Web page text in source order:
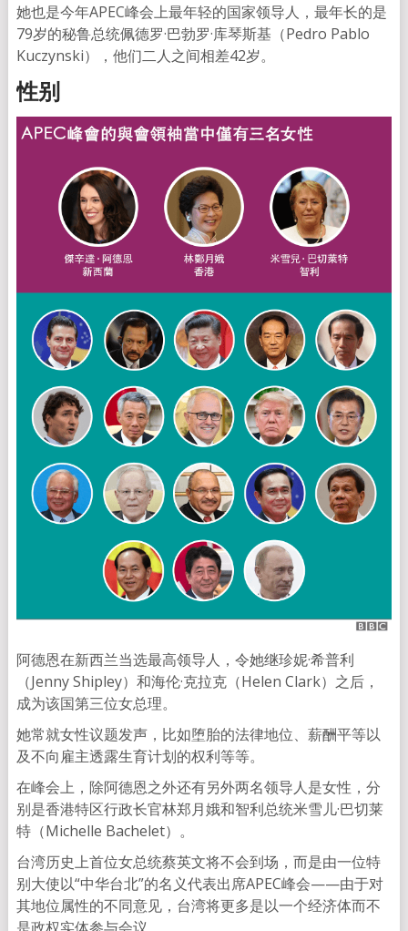
她也是今年APEC峰会上最年轻的国家领导人，最年长的是
79岁的秘鲁总统佩德罗·巴勃罗·库琴斯基（Pedro Pablo
Kuczynski），他们二人之间相差42岁。
性别
阿德恩在新西兰当选最高领导人，令她继珍妮·希普利
（Jenny Shipley）和海伦·克拉克（Helen Clark）之后，
成为该国第三位女总理。
她常就女性议题发声，比如堕胎的法律地位、薪酬平等以
及不向雇主透露生育计划的权利等等。
在峰会上，除阿德恩之外还有另外两名领导人是女性，分
别是香港特区行政长官林郑月娥和智利总统米雪儿·巴切莱
特（Michelle Bachelet）。
台湾历史上首位女总统蔡英文将不会到场，而是由一位特
别大使以“中华台北”的名义代表出席APEC峰会——由于对
其地位属性的不同意见，台湾将更多是以一个经济体而不